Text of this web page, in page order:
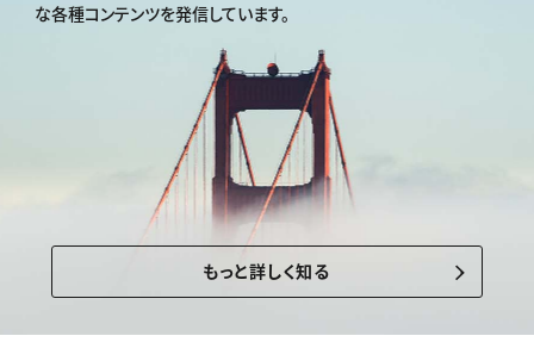
な各種コンテンツを発信しています。
もっと詳しく知る